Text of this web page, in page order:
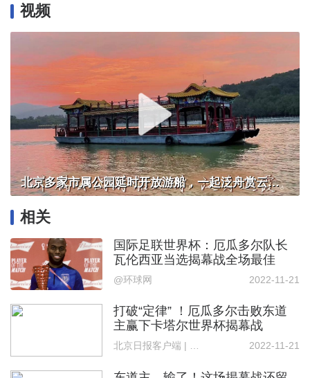
视频
北京多家市属公园延时开放游船，一起泛舟赏云霞！
相关
国际足联世界杯：厄瓜多尔队长
瓦伦西亚当选揭幕战全场最佳
@环球网 2022-11-21
打破“定律” ！厄瓜多尔击败东道
主赢下卡塔尔世界杯揭幕战
北京日报客户端 | 记者 赵晓松 2022-11-21